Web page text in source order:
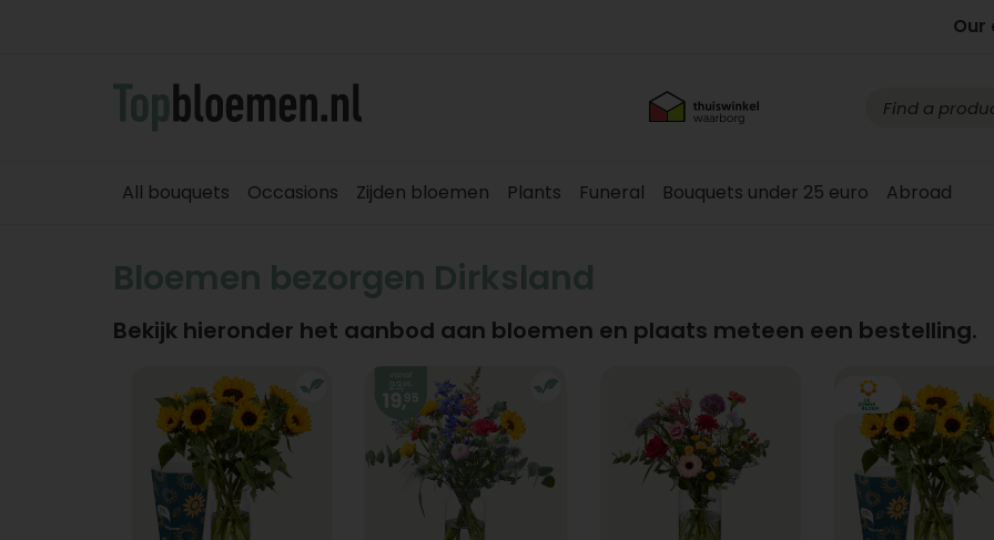
Our
All bouquets Occasions Zijden bloemen Plants Funeral Bouquets under 25 euro Abroad
Bloemen bezorgen Dirksland
Bekijk hieronder het aanbod aan bloemen en plaats meteen een bestelling.